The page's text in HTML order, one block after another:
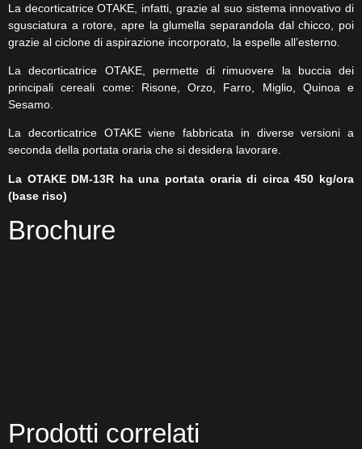
La decorticatrice OTAKE, infatti, grazie al suo sistema innovativo di
sgusciatura a rotore, apre la glumella separandola dal chicco, poi
grazie al ciclone di aspirazione incorporato, la espelle all’esterno.
La decorticatrice OTAKE, permette di rimuovere la buccia dei
principali cereali come: Risone, Orzo, Farro, Miglio, Quinoa e
Sesamo.
La decorticatrice OTAKE viene fabbricata in diverse versioni a
seconda della portata oraria che si desidera lavorare.
La OTAKE DM-13R ha una portata oraria di circa 450 kg/ora
(base riso)
Brochure
Prodotti correlati